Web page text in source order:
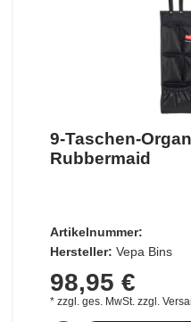
9-Taschen-
Rubbermaid
Artikelnummer:
Hersteller: Vepa Bins
98,95 €
* zzgl. ges. MwSt.zzgl.